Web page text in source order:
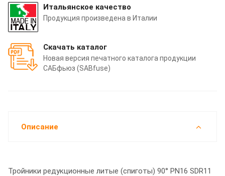
Итальянское качество
Продукция произведена в Италии
Скачать каталог
Новая версия печатного каталога продукции
САБфьюз (SABfuse)
Описание
Тройники редукционные литые (спиготы) 90° PN16 SDR11